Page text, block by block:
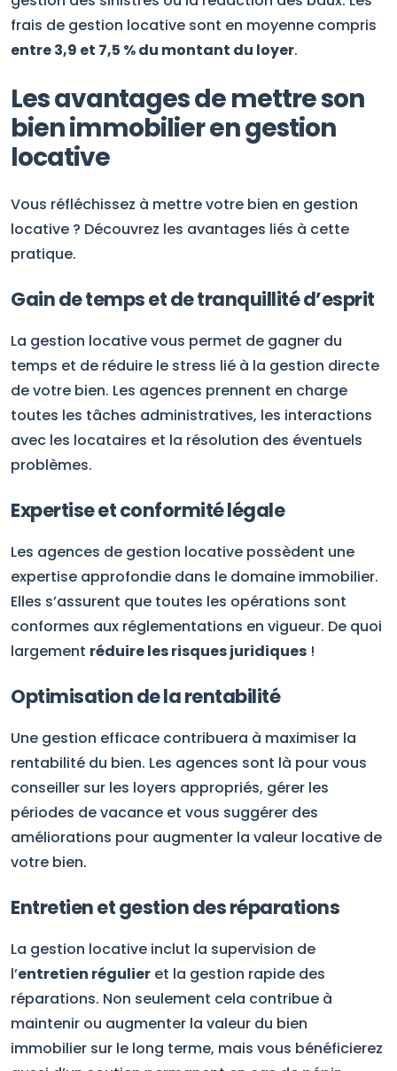
frais de gestion locative sont en moyenne compris
entre 3,9 et 7,5 % du montant du loyer.
Les avantages de mettre son
bien immobilier en gestion
locative
Vous réfléchissez à mettre votre bien en gestion
locative ? Découvrez les avantages liés à cette
pratique.
Gain de temps et de tranquillité d’esprit
La gestion locative vous permet de gagner du
temps et de réduire le stress lié à la gestion directe
de votre bien. Les agences prennent en charge
toutes les tâches administratives, les interactions
avec les locataires et la résolution des éventuels
problèmes.
Expertise et conformité légale
Les agences de gestion locative possèdent une
expertise approfondie dans le domaine immobilier.
Elles s’assurent que toutes les opérations sont
conformes aux réglementations en vigueur. De quoi
largement réduire les risques juridiques !
Optimisation de la rentabilité
Une gestion efficace contribuera à maximiser la
rentabilité du bien. Les agences sont là pour vous
conseiller sur les loyers appropriés, gérer les
périodes de vacance et vous suggérer des
améliorations pour augmenter la valeur locative de
votre bien.
Entretien et gestion des réparations
La gestion locative inclut la supervision de
l’entretien régulier et la gestion rapide des
réparations. Non seulement cela contribue à
maintenir ou augmenter la valeur du bien
immobilier sur le long terme, mais vous bénéficierez